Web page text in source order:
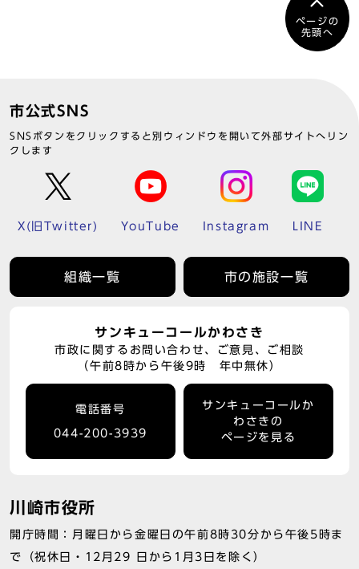
ページの
先頭へ
市公式SNS
SNSボタンをクリックすると別ウィンドウを開いて外部サイトへリン
クします
X(旧Twitter) YouTube Instagram LINE
組織一覧 市の施設一覧
サンキューコールかわさき
市政に関するお問い合わせ、ご意見、ご相談
（午前8時から午後9時 年中無休）
電話番号
044-200-3939
サンキューコールか
わさきの
ページを見る
川崎市役所
開庁時間：月曜日から金曜日の午前8時30分から午後5時ま
で（祝休日・12月29 日から1月3日を除く）